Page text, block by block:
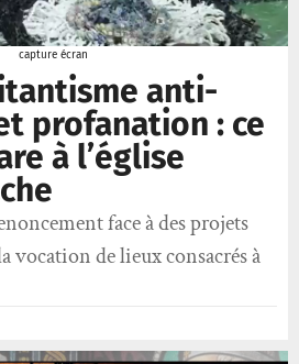
capture écran
anti-
profanation : ce
à l’église
face à des projets
vocation de lieux consacrés à